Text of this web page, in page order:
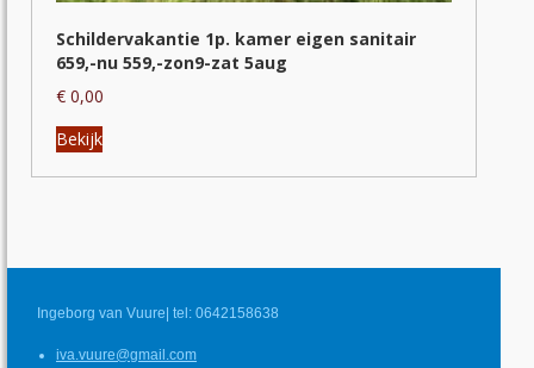
Schildervakantie 1p. kamer eigen sanitair
659,-nu 559,-zon9-zat 5aug
€ 0,00
Bekijk
Dit
product
heeft
kan
worden
Ingeborg van Vuure| tel: 0642158638
iva.vuure@gmail.com